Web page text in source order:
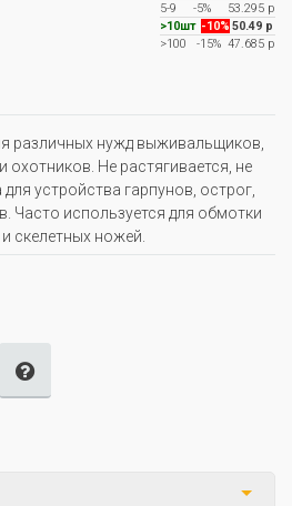
5-9
-5%
53.295 р
>10шт -10% 50.49 р
>100
-15% 47.685 р
различных нужд выживальщиков,
охотников. Не растягивается, не
устройства гарпунов, острог,
Часто используется для обмотки
скелетных ножей.